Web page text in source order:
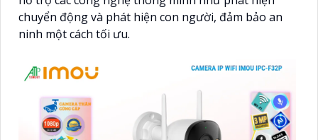
chuyển động và phát hiện con người, đảm bảo an
ninh một cách tối ưu.